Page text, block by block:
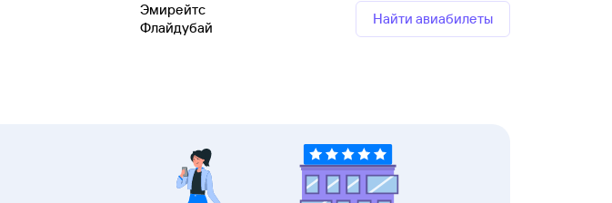
Эмирейтс
Флайдубай
Найти авиабилеты